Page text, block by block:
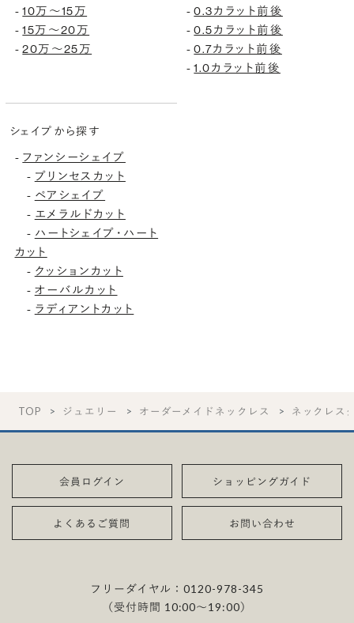
-10万〜15万
-15万〜20万
-20万〜25万
-0.3カラット前後
-0.5カラット前後
-0.7カラット前後
-1.0カラット前後
シェイプから探す
- ファンシーシェイプ
- プリンセスカット
- ペアシェイプ
- エメラルドカット
- ハートシェイプ・ハート
カット
- クッションカット
- オーバルカット
- ラディアントカット
TOP ジュエリー オーダーメイドネックレス ネックレス
会員ログイン ショッピングガイド
よくあるご質問 お問い合わせ
フリーダイヤル：0120-978-345
（受付時間 10:00〜19:00）